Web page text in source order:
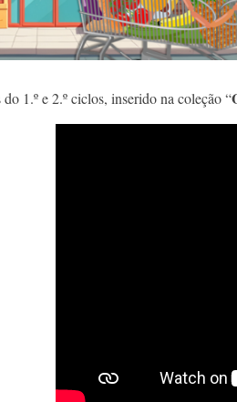
1.º e 2.º ciclos, inserido na coleção “